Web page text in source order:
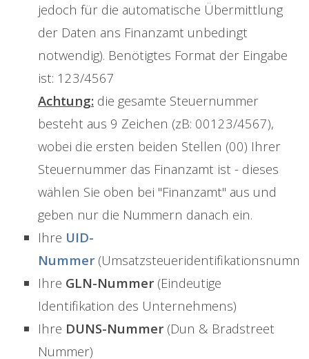
jedoch für die automatische Übermittlung
der Daten ans Finanzamt unbedingt
notwendig). Benötigtes Format der Eingabe
ist: 123/4567
Achtung: die gesamte Steuernummer
besteht aus 9 Zeichen (zB: 00123/4567),
wobei die ersten beiden Stellen (00) Ihrer
Steuernummer das Finanzamt ist - dieses
wählen Sie oben bei "Finanzamt" aus und
geben nur die Nummern danach ein.
Ihre UID-
Nummer
Ihre GLN-Nummer (Eindeutige
Identifikation des Unternehmens)
Ihre DUNS-Nummer (Dun & Bradstreet
Nummer)